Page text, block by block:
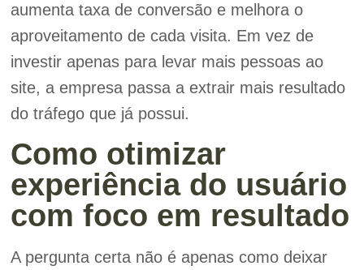
aumenta taxa de conversão e melhora o
aproveitamento de cada visita. Em vez de
investir apenas para levar mais pessoas ao
site, a empresa passa a extrair mais resultado
do tráfego que já possui.
Como otimizar
experiência do usuário
com foco em resultado
A pergunta certa não é apenas como deixar